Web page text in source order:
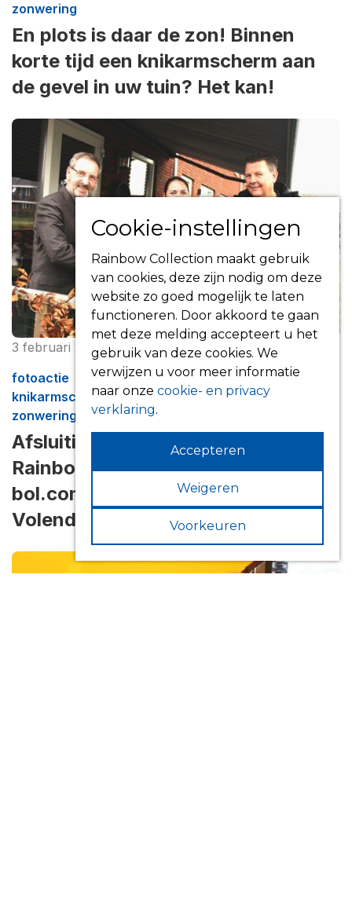
zonwering
En plots is daar de zon! Binnen
korte tijd een knikarmscherm aan
de gevel in uw tuin? Het kan!
Lees meer
3 februari 2023 door Redactie
fotoactie
knikarmscherm
zonwering
Afsluiting van de fotoactie van de
Rainbow Collection: laatste
bol.com bon is uitgereikt in
Volendam
Cookie-instellingen
Rainbow Collection maakt gebruik
van cookies, deze zijn nodig om deze
website zo goed mogelijk te laten
functioneren. Door akkoord te gaan
met deze melding accepteert u het
gebruik van deze cookies. We
verwijzen u voor meer informatie
naar onze cookie- en privacy
verklaring.
Accepteren
Weigeren
Voorkeuren